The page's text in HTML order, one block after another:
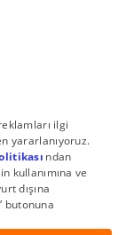
Tüm Hakları